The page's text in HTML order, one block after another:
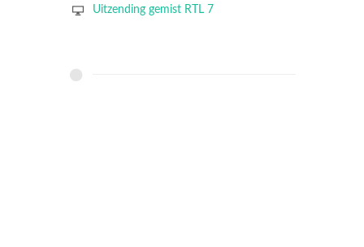
Uitzending gemist RTL 7